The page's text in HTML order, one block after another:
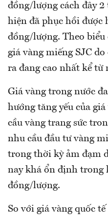
đồng/lượng cách đây
hiện đã phục hồi được
đồng/lượng. Theo biểu
giá vàng miếng SJC
ra đang cao nhất kể từ
Giá vàng trong nước
hướng tăng yếu của
cầu vàng trang sức
nhu cầu đầu tư vàng
trong thời kỳ ảm đạm
nay khá ổn định trong
đồng/lượng.
So với giá vàng quốc